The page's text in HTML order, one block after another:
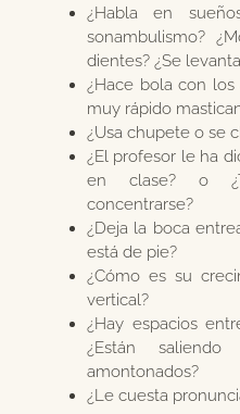
¿Habla en
sonambulismo?
dientes? ¿Se
¿Hace bola con
muy rápido
¿Usa chupete o se
¿El profesor le ha
en clase? o
concentrarse?
¿Deja la boca
está de pie?
¿Cómo es su
vertical?
¿Hay espacios
¿Están
amontonados?
¿Le cuesta